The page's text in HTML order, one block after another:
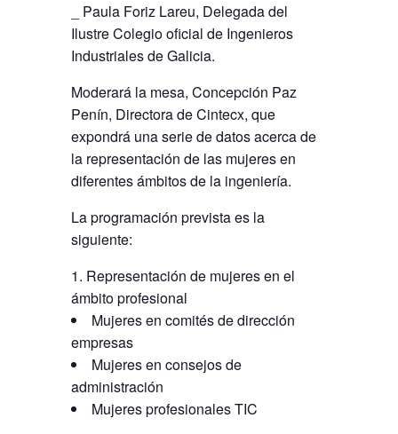
_ Paula Foriz Lareu, Delegada del
Ilustre Colegio oficial de Ingenieros
Industriales de Galicia.
Moderará la mesa, Concepción Paz
Penín, Directora de Cintecx, que
expondrá una serie de datos acerca de
la representación de las mujeres en
diferentes ámbitos de la ingeniería.
La programación prevista es la
siguiente:
Representación de mujeres en el
ámbito profesional
Mujeres en comités de dirección
empresas
Mujeres en consejos de
administración
Mujeres profesionales TIC